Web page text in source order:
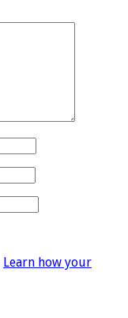
Learn how your